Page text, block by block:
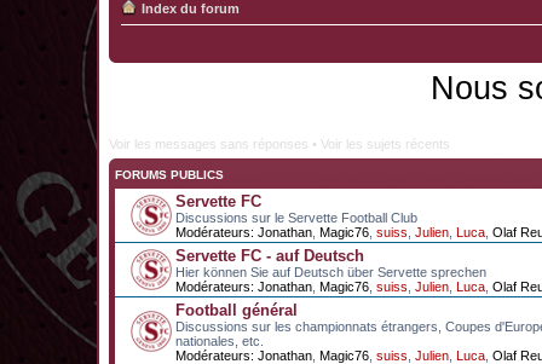
Index du forum
Nous
Voir les messages sans réponses • Voir les sujets récents
FORUMS PUBLICS
Servette FC
Discussions sur le Servette Football Club
Modérateurs: Jonathan Magic76 suiss Julien Luca Olaf
Servette FC - auf Deutsch
Hier können Sie auf Deutsch über Servette sprechen
Modérateurs: Jonathan Magic76 suiss Julien Luca Olaf
Football général
Discussions sur les championnats étrangers, Coupes
nationales, etc.
Modérateurs: Jonathan Magic76 suiss Julien Luca Olaf